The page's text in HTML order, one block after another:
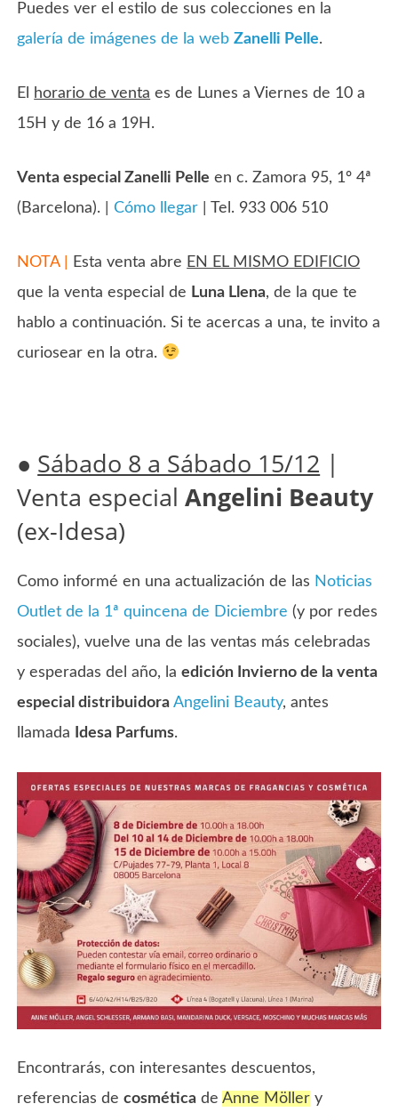
Puedes ver el estilo de sus colecciones en la
galería de imágenes de la webZanelli Pelle.
El horario de venta es de Lunes a Viernes de 10 a
15H y de 16 a 19H.
Venta especial Zanelli Pelle en c. Zamora 95, 1º 4ª
(Barcelona). |Cómo llegar | Tel. 933 006 510
NOTA | Esta venta abre EN EL MISMO EDIFICIO
que la venta especial de Luna Llena, de la que te
hablo a continuación. Si te acercas a una, te invito a
curiosear en la otra.
● Sábado 8 a Sábado 15/12 |
Venta especialAngelini Beauty
(ex-Idesa)
Como informé en una actualización de las Noticias
Outlet de la 1ª quincena de Diciembre (y por redes
sociales), vuelve una de las ventas más celebradas
y esperadas del año, laedición Invierno de la venta
especial distribuidora Angelini Beauty, antes
llamada
Idesa Parfums.
Encontrarás, con interesantes descuentos,
referencias decosmética deAnne Möller y